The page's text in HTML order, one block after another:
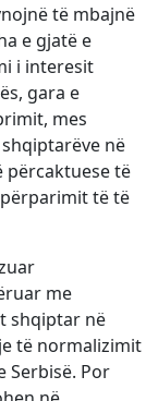
të mbajnë
e gjatë e
i interesit
gara e
mes
në
përcaktuese të
të të
me
shqiptar në
të normalizimit
Serbisë. Por